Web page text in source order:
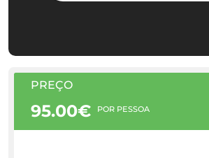
PREÇO
95.00€ POR PESSOA